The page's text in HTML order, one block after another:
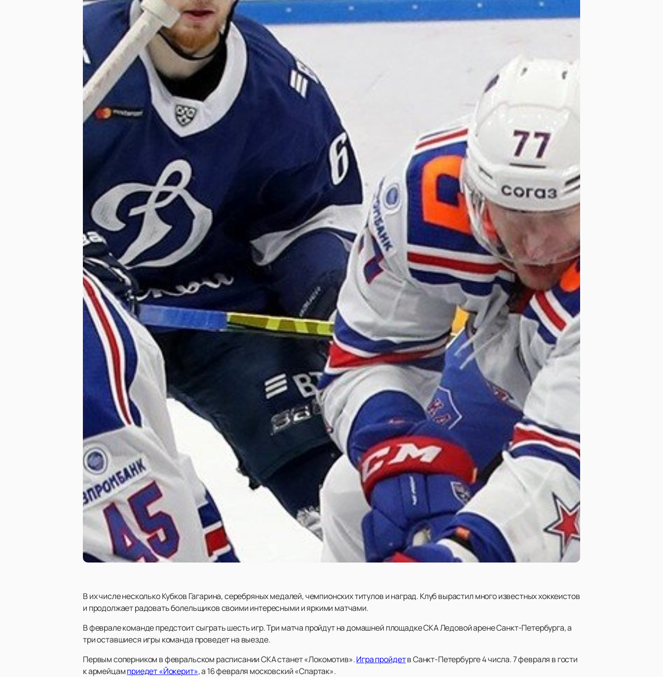
В их числе несколько Кубков Гагарина, серебряных медалей, чемпионских титулов и наград. Клуб вырастил много известных хоккеистов
и продолжает радовать болельщиков своими интересными и яркими матчами.
В феврале команде предстоит сыграть шесть игр. Три матча пройдут на домашней площадке СКА Ледовой арене Санкт-Петербурга, а
три оставшиеся игры команда проведет на выезде.
Первым соперником в февральском расписании СКА станет «Локомотив».Игра пройдетв Санкт-Петербурге 4 числа. 7 февраля в гости
к армейцамприедет «Йокерит», а 16 февраля московский «Спартак».